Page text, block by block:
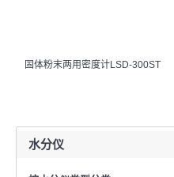
固体粉末两用密度计LSD-300ST
水分仪